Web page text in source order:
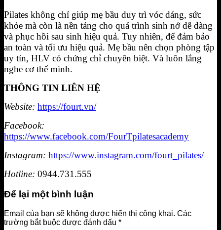
Pilates không chỉ giúp mẹ bầu duy trì vóc dáng, sức
khỏe mà còn là nền tảng cho quá trình sinh nở dễ dàng
và phục hồi sau sinh hiệu quả. Tuy nhiên, để đảm bảo
an toàn và tối ưu hiệu quả. Mẹ bầu nên chọn phòng tập
uy tín, HLV có chứng chỉ chuyên biệt. Và luôn lắng
nghe cơ thể mình.
THÔNG TIN LIÊN HỆ
Website: https://fourt.vn/
Facebook:
https://www.facebook.com/FourTpilatesacademy
Instagram: https://www.instagram.com/fourt_pilates/
Hotline: 0944.731.555
Để lại một bình luận
Email của bạn sẽ không được hiển thị công khai. Các
trường bắt buộc được đánh dấu *